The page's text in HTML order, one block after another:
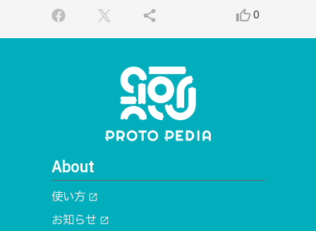
share thumb_up_alt0
About
使い方 open_in_new
お知らせ open_in_new